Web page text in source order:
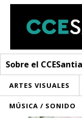
Sobre el
ARTES VISUALES
MÚSICA / SONIDO